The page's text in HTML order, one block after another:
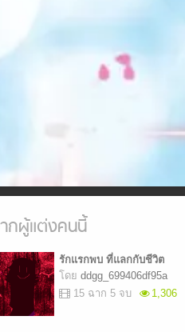
กผู้แต่งคนนี้
รักแรกพบ ที่แลกกับชีวิต
โดย ddgg_699406df95a
15 ฉาก 5 จบ
1,306